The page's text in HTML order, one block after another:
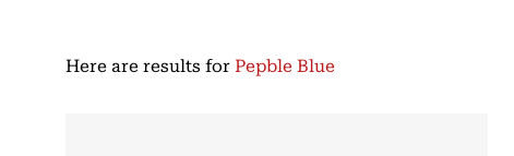
Here are results for Pepble Blue